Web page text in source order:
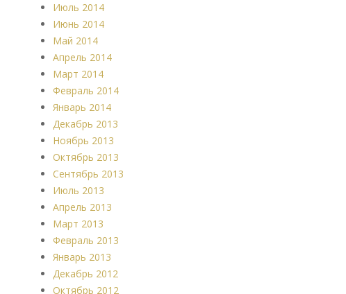
Июль 2014
Июнь 2014
Май 2014
Апрель 2014
Март 2014
Февраль 2014
Январь 2014
Декабрь 2013
Ноябрь 2013
Октябрь 2013
Сентябрь 2013
Июль 2013
Апрель 2013
Март 2013
Февраль 2013
Январь 2013
Декабрь 2012
Октябрь 2012